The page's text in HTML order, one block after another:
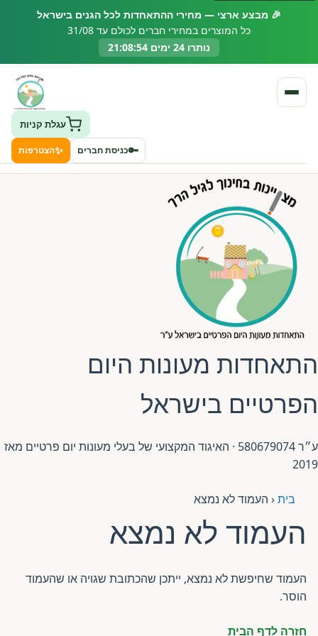
🎉 מבצע ארצי — מחירי ההתאחדות לכל הגנים בישראל
כל המוצרים במחירי חברים לכולם עד 31/08
נותרו 24 ימים 21:08:53
העמותה
חיפוש גני ילדים ונותני שירותים
ClockID – מערכת ניהול גנים
רישוי וחקיקה
השתלמויות וקורסים לגננות ולצוותי חינוך | גיל הרך 0-6
מרכז ידע ומאמרים
רישום חבר חדש
חנות עזרים ומוצרים
צור קשר
עגלת קניות
🔑כניסת חברים ✨הצטרפות
התאחדות מעונות היום
הפרטיים בישראל
ע״ר 580679074 · האיגוד המקצועי של בעלי מעונות יום פרטיים מאז
2019
בית‹ העמוד לא נמצא
העמוד לא נמצא
העמוד שחיפשת לא נמצא, ייתכן שהכתובת שגויה או שהעמוד
הוסר.
חזרה לדף הבית